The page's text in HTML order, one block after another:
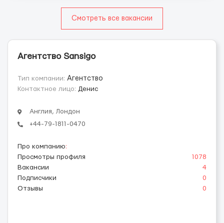
Смотреть все вакансии
Агентство Sansigo
Тип компании: Агентство
Контактное лицо: Денис
Англия, Лондон
+44-79-1811-0470
Про компанию:
Просмотры профиля
1078
Вакансии
4
Подписчики
0
Отзывы
0